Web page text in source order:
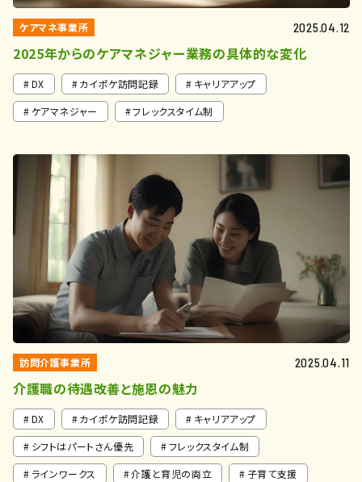
ケアマネ事業所 2025.04.12
2025年からのケアマネジャー業務の具体的な変化
DX カイポケ訪問記録
キャリアアップ
ケアマネジャー
フレックスタイム制
訪問介護事業所 2025.04.11
介護職の待遇改善と施恩の魅力
DX カイポケ訪問記録
キャリアアップ
シフトはパートさん優先
フレックスタイム制
ラインワークス
介護と育児の両立 子育て支援